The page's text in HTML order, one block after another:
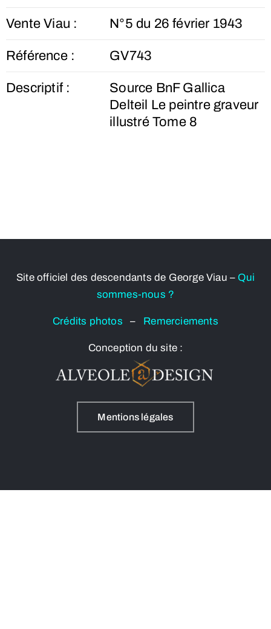
Vente Viau : N°5 du 26 février 1943
Référence : GV743
Descriptif :
Source BnF Gallica
Delteil Le peintre graveur
illustré Tome 8
Site officiel des descendants de George Viau – Qui
sommes-nous ?
Crédits photos– Remerciements
Conception du site :
Mentions légales